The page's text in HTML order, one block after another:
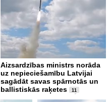
Aizsardzības ministrs norāda
uz nepieciešamību Latvijai
sagādāt savas spārnotās un
ballistiskās raķetes
11